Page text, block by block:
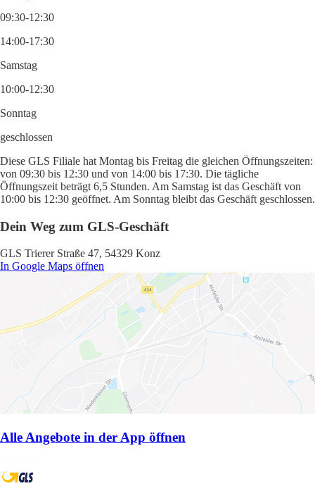
09:30-12:30
14:00-17:30
Samstag
10:00-12:30
Sonntag
geschlossen
Diese GLS Filiale hat Montag bis Freitag die gleichen Öffnungszeiten:
von 09:30 bis 12:30 und von 14:00 bis 17:30. Die tägliche
Öffnungszeit beträgt 6,5 Stunden. Am Samstag ist das Geschäft von
10:00 bis 12:30 geöffnet. Am Sonntag bleibt das Geschäft geschlossen.
Dein Weg zum GLS-Geschäft
GLS Trierer Straße 47, 54329 Konz
In Google Maps öffnen
Alle Angebote in der App öffnen